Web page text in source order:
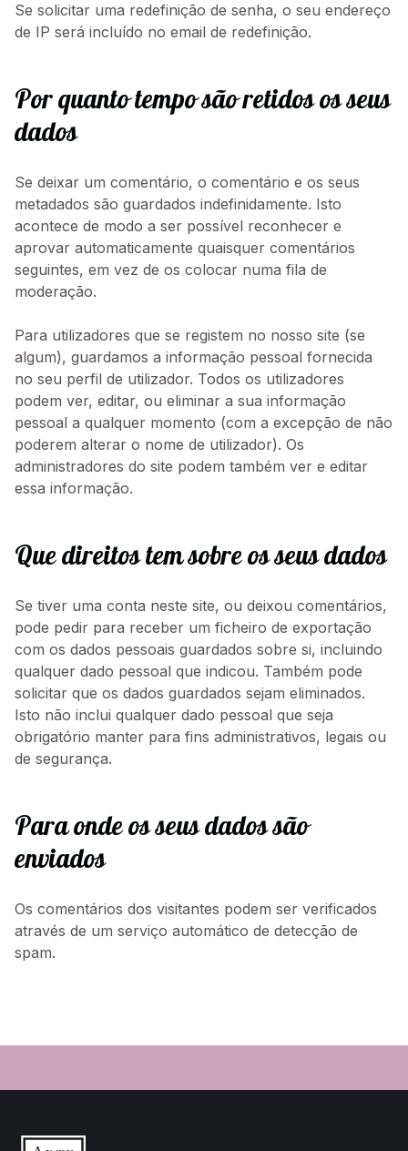
Se solicitar uma redefinição de senha, o seu endereço
de IP será incluído no email de redefinição.
Por quanto tempo são retidos os seus
dados
Se deixar um comentário, o comentário e os seus
metadados são guardados indefinidamente. Isto
acontece de modo a ser possível reconhecer e
aprovar automaticamente quaisquer comentários
seguintes, em vez de os colocar numa fila de
moderação.
Para utilizadores que se registem no nosso site (se
algum), guardamos a informação pessoal fornecida
no seu perfil de utilizador. Todos os utilizadores
podem ver, editar, ou eliminar a sua informação
pessoal a qualquer momento (com a excepção de não
poderem alterar o nome de utilizador). Os
administradores do site podem também ver e editar
essa informação.
Que direitos tem sobre os seus dados
Se tiver uma conta neste site, ou deixou comentários,
pode pedir para receber um ficheiro de exportação
com os dados pessoais guardados sobre si, incluindo
qualquer dado pessoal que indicou. Também pode
solicitar que os dados guardados sejam eliminados.
Isto não inclui qualquer dado pessoal que seja
obrigatório manter para fins administrativos, legais ou
de segurança.
Para onde os seus dados são
enviados
Os comentários dos visitantes podem ser verificados
através de um serviço automático de detecção de
spam.
Skip back to main navigation